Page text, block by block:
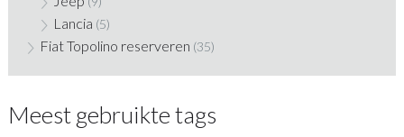
Lancia (5)
Fiat Topolino reserveren (35)
Meest gebruikte tags